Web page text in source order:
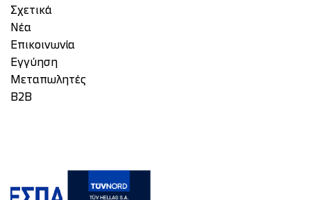
Σχετικά
Νέα
Επικοινωνία
Eγγύηση
Μεταπωλητές
Β2Β